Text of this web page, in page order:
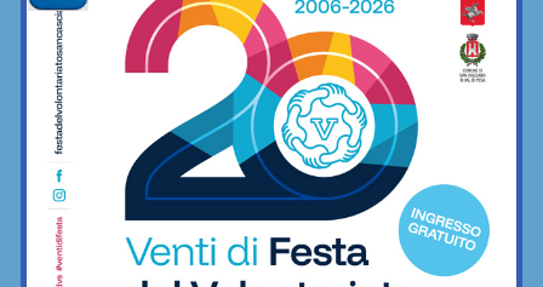
Fitness
aperta per tutto il mese di agosto
Calcio
Poggibonsi, prime mosse: Fusci
confermato direttore tecnico. In serata
presentazione del nuovo allenatore
Calcio
La Virtus Lilliano e il ripescaggio in
Seconda: “Una gioia immensa. Pronti
ad affrontare la nuova avventura”